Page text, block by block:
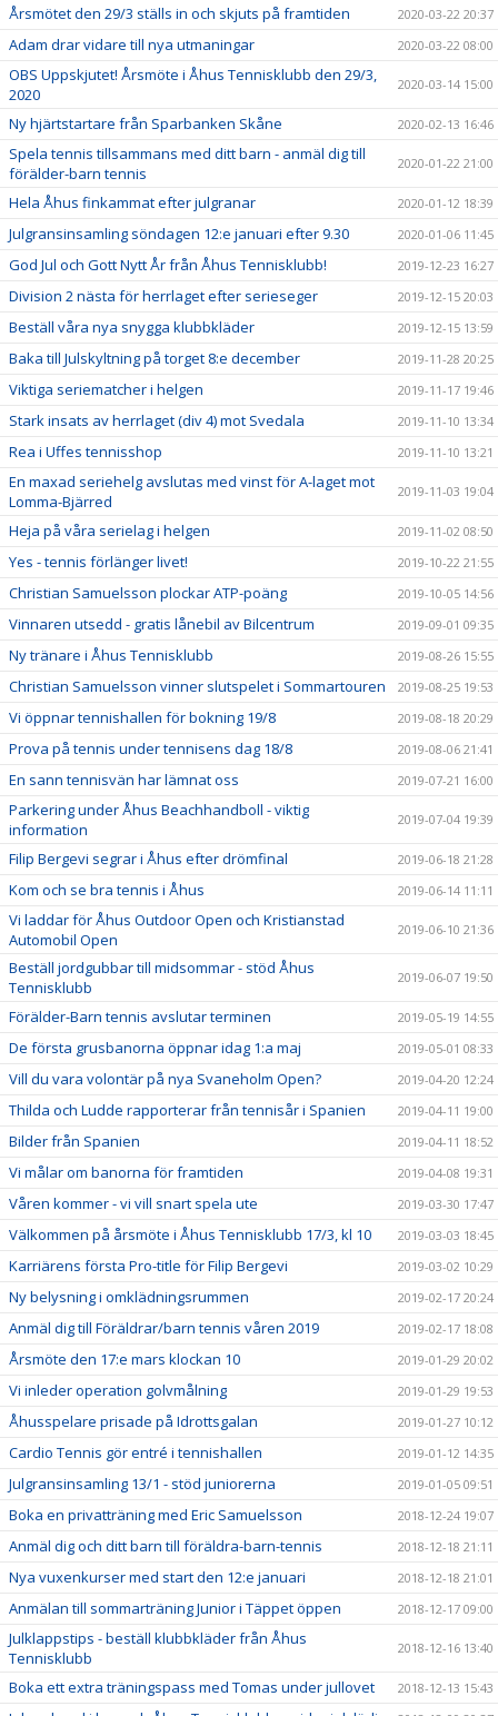
Årsmötet den 29/3 ställs in och skjuts på framtiden 2020-03-22 20:37
Adam drar vidare till nya utmaningar 2020-03-22 08:00
OBS Uppskjutet! Årsmöte i Åhus Tennisklubb den 29/3,
2020
2020-03-14 15:00
Ny hjärtstartare från Sparbanken Skåne 2020-02-13 16:46
Spela tennis tillsammans med ditt barn - anmäl dig till
förälder-barn tennis
2020-01-22 21:00
Hela Åhus finkammat efter julgranar 2020-01-12 18:39
Julgransinsamling söndagen 12:e januari efter 9.30 2020-01-06 11:45
God Jul och Gott Nytt År från Åhus Tennisklubb! 2019-12-23 16:27
Division 2 nästa för herrlaget efter serieseger 2019-12-15 20:03
Beställ våra nya snygga klubbkläder 2019-12-15 13:59
Baka till Julskyltning på torget 8:e december 2019-11-28 20:25
Viktiga seriematcher i helgen 2019-11-17 19:46
Stark insats av herrlaget (div 4) mot Svedala 2019-11-10 13:34
Rea i Uffes tennisshop 2019-11-10 13:21
En maxad seriehelg avslutas med vinst för A-laget mot
Lomma-Bjärred
2019-11-03 19:04
Heja på våra serielag i helgen 2019-11-02 08:50
Yes - tennis förlänger livet! 2019-10-22 21:55
Christian Samuelsson plockar ATP-poäng 2019-10-05 14:56
Vinnaren utsedd - gratis lånebil av Bilcentrum 2019-09-01 09:35
Ny tränare i Åhus Tennisklubb 2019-08-26 15:55
Christian Samuelsson vinner slutspelet i Sommartouren 2019-08-25 19:53
Vi öppnar tennishallen för bokning 19/8 2019-08-18 20:29
Prova på tennis under tennisens dag 18/8 2019-08-06 21:41
En sann tennisvän har lämnat oss 2019-07-21 16:00
Parkering under Åhus Beachhandboll - viktig
information
2019-07-04 19:39
Filip Bergevi segrar i Åhus efter drömfinal 2019-06-18 21:28
Kom och se bra tennis i Åhus 2019-06-14 11:11
Vi laddar för Åhus Outdoor Open och Kristianstad
Automobil Open
2019-06-10 21:36
Beställ jordgubbar till midsommar - stöd Åhus
Tennisklubb
2019-06-07 19:50
Förälder-Barn tennis avslutar terminen 2019-05-19 14:55
De första grusbanorna öppnar idag 1:a maj 2019-05-01 08:33
Vill du vara volontär på nya Svaneholm Open? 2019-04-20 12:24
Thilda och Ludde rapporterar från tennisår i Spanien 2019-04-11 19:00
Bilder från Spanien 2019-04-11 18:52
Vi målar om banorna för framtiden 2019-04-08 19:31
Våren kommer - vi vill snart spela ute 2019-03-30 17:47
Välkommen på årsmöte i Åhus Tennisklubb 17/3, kl 10 2019-03-03 18:45
Karriärens första Pro-title för Filip Bergevi 2019-03-02 10:29
Ny belysning i omklädningsrummen 2019-02-17 20:24
Anmäl dig till Föräldrar/barn tennis våren 2019 2019-02-17 18:08
Årsmöte den 17:e mars klockan 10 2019-01-29 20:02
Vi inleder operation golvmålning 2019-01-29 19:53
Åhusspelare prisade på Idrottsgalan 2019-01-27 10:12
Cardio Tennis gör entré i tennishallen 2019-01-12 14:35
Julgransinsamling 13/1 - stöd juniorerna 2019-01-05 09:51
Boka en privatträning med Eric Samuelsson 2018-12-24 19:07
Anmäl dig och ditt barn till föräldra-barn-tennis 2018-12-18 21:11
Nya vuxenkurser med start den 12:e januari 2018-12-18 21:01
Anmälan till sommarträning Junior i Täppet öppen 2018-12-17 09:00
Julklappstips - beställ klubbkläder från Åhus
Tennisklubb
2018-12-16 13:40
Boka ett extra träningspass med Tomas under jullovet 2018-12-13 15:43